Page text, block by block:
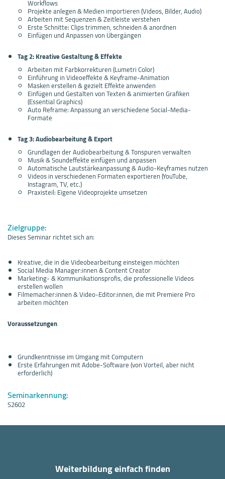
Workflows
Projekte anlegen & Medien importieren (Videos, Bilder, Audio)
Arbeiten mit Sequenzen & Zeitleiste verstehen
Erste Schnitte: Clips trimmen, schneiden & anordnen
Einfügen und Anpassen von Übergängen
Tag 2: Kreative Gestaltung & Effekte
Arbeiten mit Farbkorrekturen (Lumetri Color)
Einführung in Videoeffekte & Keyframe-Animation
Masken erstellen & gezielt Effekte anwenden
Einfügen und Gestalten von Texten & animierten Grafiken
(Essential Graphics)
Auto Reframe: Anpassung an verschiedene Social-Media-
Formate
Tag 3: Audiobearbeitung & Export
Grundlagen der Audiobearbeitung & Tonspuren verwalten
Musik & Soundeffekte einfügen und anpassen
Automatische Lautstärkeanpassung & Audio-Keyframes nutzen
Videos in verschiedenen Formaten exportieren (YouTube,
Instagram, TV, etc.)
Praxisteil: Eigene Videoprojekte umsetzen
Zielgruppe:
Dieses Seminar richtet sich an:
Kreative, die in die Videobearbeitung einsteigen möchten
Social Media Manager:innen & Content Creator
Marketing- & Kommunikationsprofis, die professionelle Videos
erstellen wollen
Filmemacher:innen & Video-Editor:innen, die mit Premiere Pro
arbeiten möchten
Voraussetzungen
Grundkenntnisse im Umgang mit Computern
Erste Erfahrungen mit Adobe-Software (von Vorteil, aber nicht
erforderlich)
Seminarkennung:
S2602
Weiterbildung einfach finden